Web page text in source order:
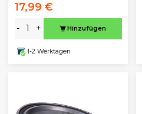
17,99 €
- + Hinzufügen
1-2 Werktagen